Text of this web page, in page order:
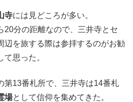
寺には見どころが多い。
20分の距離なので、三井寺とセ
辺を旅する際は参拝するのがお勧
思った。
第13番札所で、三井寺は14番札
場として信仰を集めてきた。